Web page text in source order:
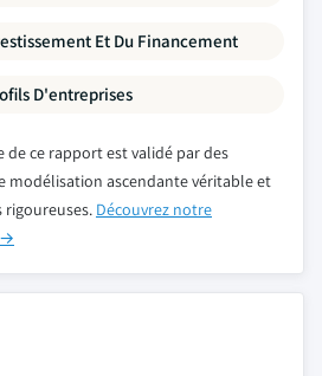
Et Du Financement
D'entreprises
ce rapport est validé par des
modélisation ascendante véritable et
rigoureuses. Découvrez notre
→